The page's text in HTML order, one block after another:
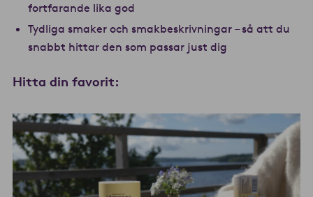
fortfarande lika god
Tydliga smaker och smakbeskrivningar – så att du
snabbt hittar den som passar just dig
Hitta din favorit: